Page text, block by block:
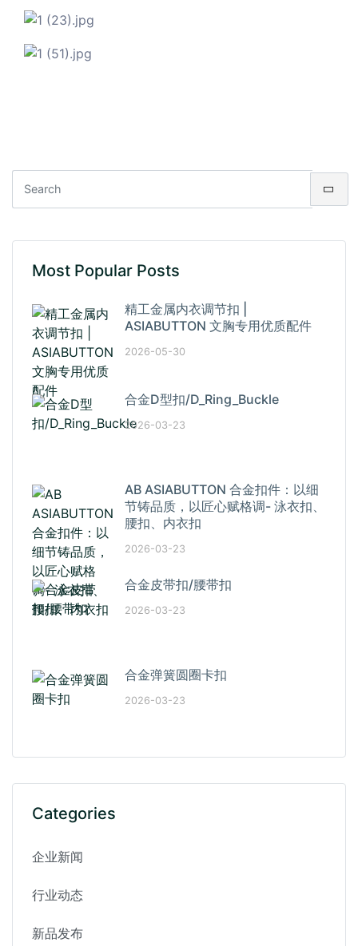
Most Popular Posts
精工金属内衣调节扣 |
ASIABUTTON 文胸专用优质配件
2026-05-30
合金D型扣/D_Ring_Buckle
2026-03-23
AB ASIABUTTON 合金扣件：以细
节铸品质，以匠心赋格调- 泳衣扣、
腰扣、内衣扣
2026-03-23
合金皮带扣/腰带扣
2026-03-23
合金弹簧圆圈卡扣
2026-03-23
Categories
企业新闻
行业动态
新品发布